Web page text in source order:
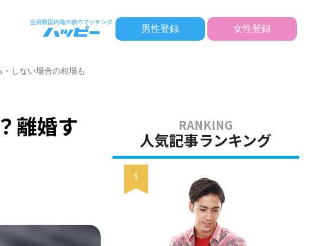
男性登録 女性登録
しない場合の相場も
離婚す
人気記事ランキング